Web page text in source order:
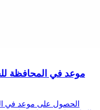
موعد في المحافظة
الحصول على موعد في